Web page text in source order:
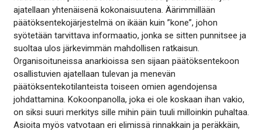
ajatellaan yhtenäisenä kokonaisuutena. Äärimmillään
päätöksentekojärjestelmä on ikään kuin ”kone”, johon
syötetään tarvittava informaatio, jonka se sitten punnitsee ja
suoltaa ulos järkevimmän mahdollisen ratkaisun.
Organisoituneissa anarkioissa sen sijaan päätöksentekoon
osallistuvien ajatellaan tulevan ja menevän
päätöksentekotilanteista toiseen omien agendojensa
johdattamina. Kokoonpanolla, joka ei ole koskaan ihan vakio,
on siksi suuri merkitys sille mihin päin tuuli milloinkin puhaltaa.
Asioita myös vatvotaan eri elimissä rinnakkain ja peräkkäin,